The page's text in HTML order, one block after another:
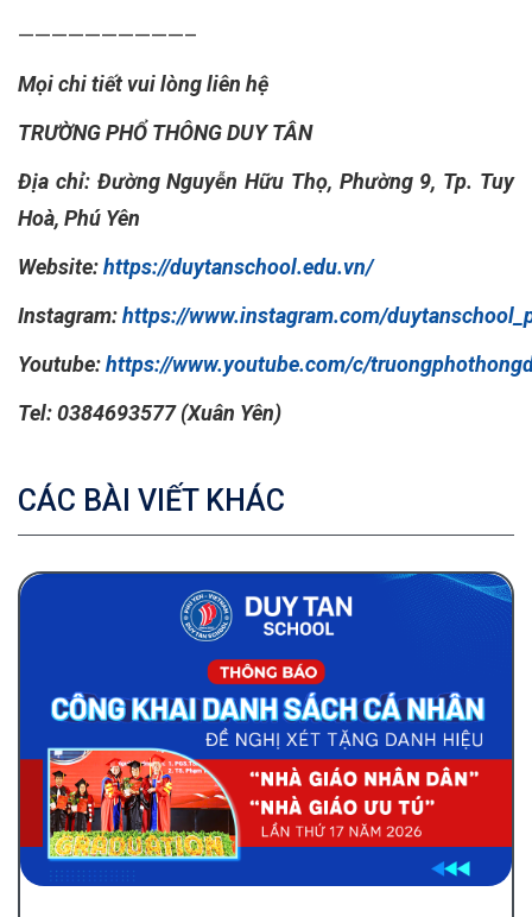
——————————–
Mọi chi tiết vui lòng liên hệ
TRƯỜNG PHỔ THÔNG DUY TÂN
Địa chỉ: Đường Nguyễn Hữu Thọ, Phường 9, Tp. Tuy
Hoà, Phú Yên
Website:https://duytanschool.edu.vn/
Instagram:https://www.instagram.com/
Youtube:https://www.youtube.com/c/
Tel: 0384693577 (Xuân Yên)
CÁC BÀI VIẾT KHÁC